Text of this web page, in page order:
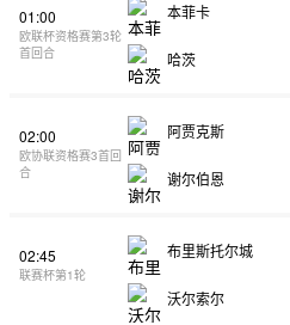
01:00
欧联杯资格赛第3轮
首回合
本菲卡
哈茨
02:00
欧协联资格赛3首回
合
阿贾克斯
谢尔伯恩
02:45
联赛杯第1轮
布里斯托尔城
沃尔索尔